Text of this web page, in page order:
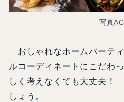
写真AC
おしゃれなホームパーテ
ルコーディネートにこだわ
しく考えなくても大丈夫！
しょう。